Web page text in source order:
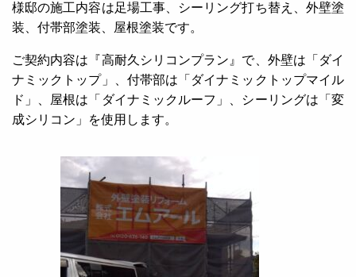
様邸の施工内容は足場工事、シーリング打ち替え、外壁塗
装、付帯部塗装、屋根塗装です。
ご契約内容は『高耐久シリコンプラン』で、外壁は「ダイ
ナミックトップ」、付帯部は「ダイナミックトップマイル
ド」、屋根は「ダイナミックルーフ」、シーリングは「変
成シリコン」を使用します。